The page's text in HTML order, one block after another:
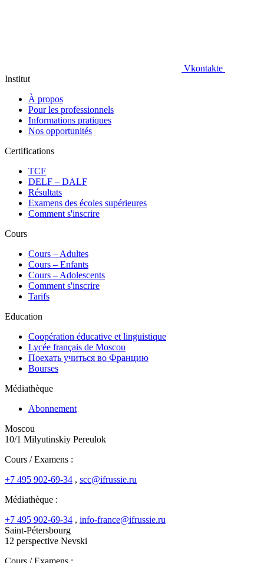
Vkontakte
Institut
À propos
Pour les professionnels
Informations pratiques
Nos opportunités
Certifications
TCF
DELF – DALF
Résultats
Examens des écoles supérieures
Comment s'inscrire
Cours
Сours – Adultes
Cours – Enfants
Cours – Adolescents
Comment s'inscrire
Tarifs
Education
Coopération éducative et linguistique
Lycée français de Moscou
Поехать учиться во Францию
Bourses
Médiathèque
Abonnement
Moscou
10/1 Milyutinskiy Pereulok
Cours / Examens :
+7 495 902-69-34 , scc@ifrussie.ru
Médiathèque :
+7 495 902-69-34 , info-france@ifrussie.ru
Saint-Pétersbourg
12 perspective Nevski
Cours / Examens :